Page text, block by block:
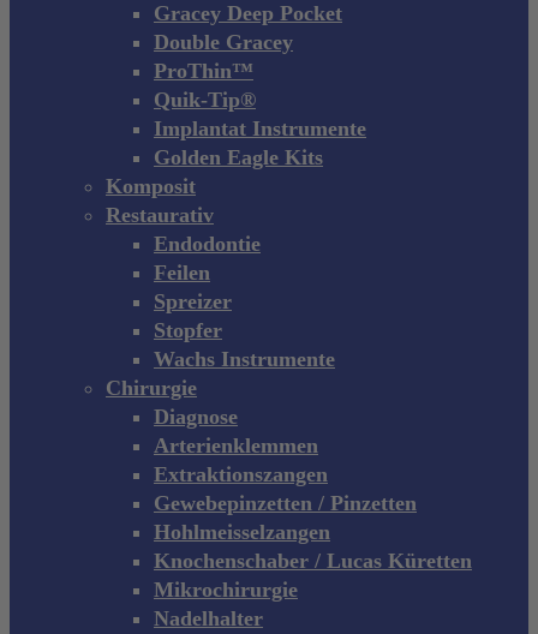
Gracey Deep Pocket
Double Gracey
ProThin™
Quik-Tip®
Implantat Instrumente
Golden Eagle Kits
Komposit
Restaurativ
Endodontie
Feilen
Spreizer
Stopfer
Wachs Instrumente
Chirurgie
Diagnose
Arterienklemmen
Extraktionszangen
Gewebepinzetten / Pinzetten
Hohlmeisselzangen
Knochenschaber / Lucas Küretten
Mikrochirurgie
Nadelhalter